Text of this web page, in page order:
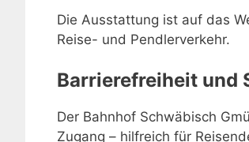
Die Ausstattung ist auf das
Reise- und Pendlerverkehr.
Barrierefreiheit und
Der Bahnhof Schwäbisch
Zugang – hilfreich für